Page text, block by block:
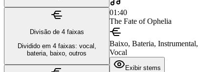
Divisão de 4 faixas
Dividido em 4 faixas: vocal,
bateria, baixo, outros
01:40
The Fate of Ophelia
Baixo, Bateria, Instrumental,
Vocal
Exibir stems